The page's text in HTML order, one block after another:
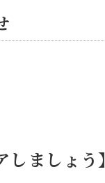
ましょう】